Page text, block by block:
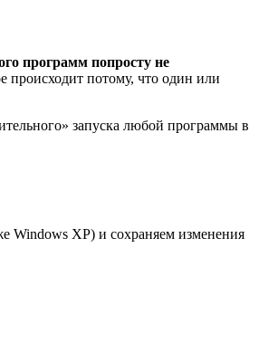
программ попросту не
происходит потому, что один или
запуска любой программы в
Windows XP) и сохраняем изменения